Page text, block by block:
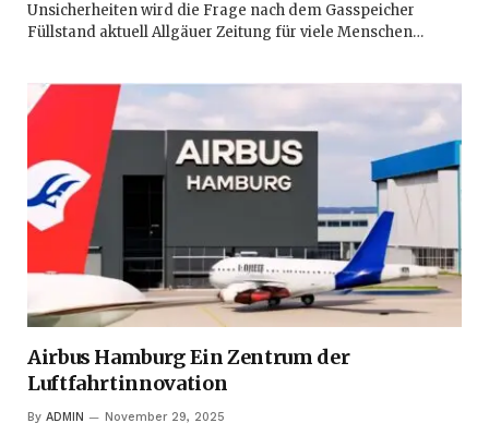
Unsicherheiten wird die Frage nach dem Gasspeicher
Füllstand aktuell Allgäuer Zeitung für viele Menschen…
Airbus Hamburg Ein Zentrum der
Luftfahrtinnovation
By ADMIN November 29, 2025